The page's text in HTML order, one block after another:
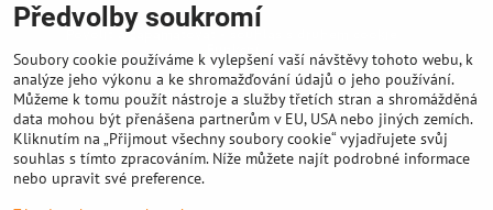
Povolit a zapamatovat - souhlas s druhem cookie:
Funkční
Důležité info
Předvolby soukromí
Soubory cookie používáme k vylepšení vaší návštěvy tohoto webu, k
analýze jeho výkonu a ke shromažďování údajů o jeho používání.
Můžeme k tomu použít nástroje a služby třetích stran a shromážděná
data mohou být přenášena partnerům v EU, USA nebo jiných zemích.
Kliknutím na „Přijmout všechny soubory cookie“ vyjadřujete svůj
souhlas s tímto zpracováním. Níže můžete najít podrobné informace
nebo upravit své preference.